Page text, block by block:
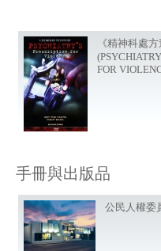
《精神科處
FOR
手冊與出版品
公民人權委